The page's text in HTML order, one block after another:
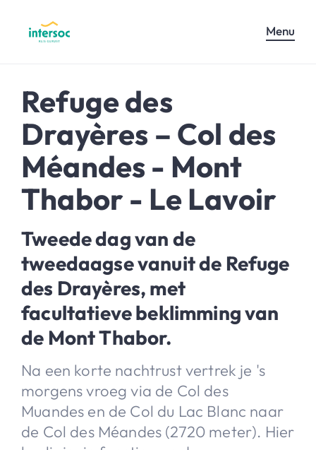
Menu
Refuge des
Drayères – Col des
Méandes - Mont
Thabor - Le Lavoir
Tweede dag van de
tweedaagse vanuit de Refuge
des Drayères, met
facultatieve beklimming van
de Mont Thabor.
Na een korte nachtrust vertrek je 's
morgens vroeg via de Col des
Muandes en de Col du Lac Blanc naar
de Col des Méandes (2720 meter). Hier